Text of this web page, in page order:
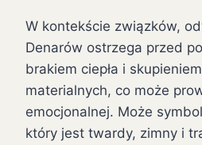
W kontekście związków,
Denarów ostrzega przed
brakiem ciepła i
materialnych, co może
emocjonalnej. Może
który jest twardy, zimny i